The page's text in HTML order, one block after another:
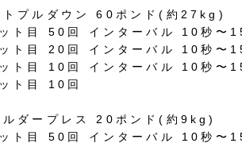
トプルダウン 60 ポンド( 約 27kg)
ト目 50 回 インターバル 10秒〜
ト目 20 回 インターバル 10秒〜
ト目 10 回 インターバル 10秒〜
ト目 10 回
ルダープレス 20 ポンド( 約 9kg)
ト目 50 回 インターバル 10秒〜